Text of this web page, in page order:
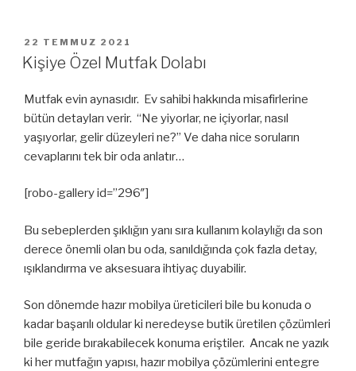
YAYIM
TARIHI
22 TEMMUZ 2021
Kişiye Özel Mutfak Dolabı
Mutfak evin aynasıdır. Ev sahibi hakkında misafirlerine
bütün detayları verir. “Ne yiyorlar, ne içiyorlar, nasıl
yaşıyorlar, gelir düzeyleri ne?” Ve daha nice soruların
cevaplarını tek bir oda anlatır…
[robo-gallery id=”296″]
Bu sebeplerden şıklığın yanı sıra kullanım kolaylığı da son
derece önemli olan bu oda, sanıldığında çok fazla detay,
ışıklandırma ve aksesuara ihtiyaç duyabilir.
Son dönemde hazır mobilya üreticileri bile bu konuda o
kadar başarılı oldular ki neredeyse butik üretilen çözümleri
bile geride bırakabilecek konuma eriştiler. Ancak ne yazık
ki her mutfağın yapısı, hazır mobilya çözümlerini entegre